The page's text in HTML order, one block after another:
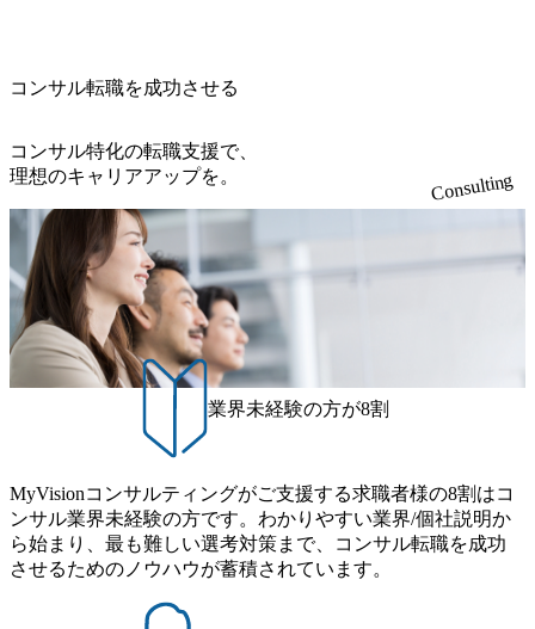
コンサル転職を成功させる
コンサル特化の転職支援で、
理想のキャリアアップを。
Consulting
業界未経験の方が8割
MyVisionコンサルティングがご支援する求職者様の8割はコ
ンサル業界未経験の方です。わかりやすい業界/個社説明か
ら始まり、最も難しい選考対策まで、コンサル転職を成功
させるためのノウハウが蓄積されています。